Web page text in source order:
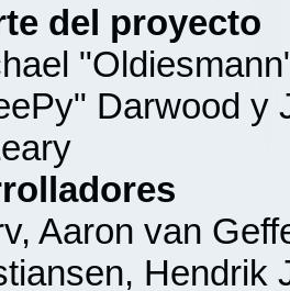
del proyecto
Darwood y
Aaron van
Hendrik